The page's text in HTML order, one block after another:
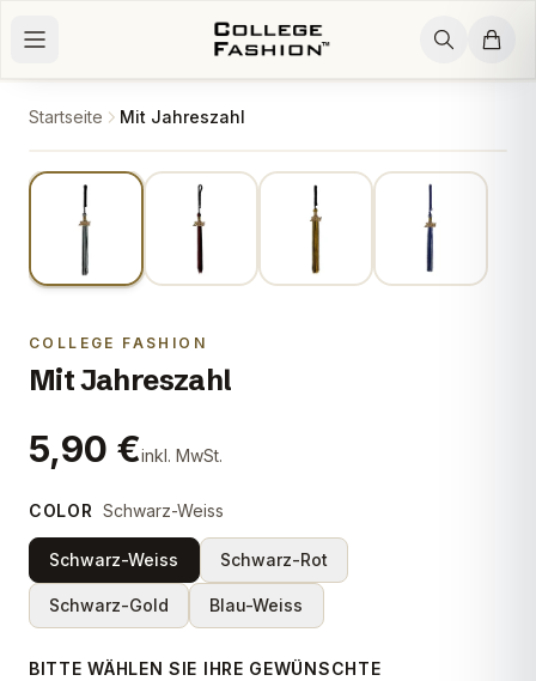
Startseite Mit Jahreszahl
COLLEGE FASHION
Mit Jahreszahl
5,90 €inkl. MwSt.
COLOR Schwarz-Weiss
Schwarz-Weiss Schwarz-Rot
Schwarz-Gold Blau-Weiss
BITTE WÄHLEN SIE IHRE GEWÜNSCHTE